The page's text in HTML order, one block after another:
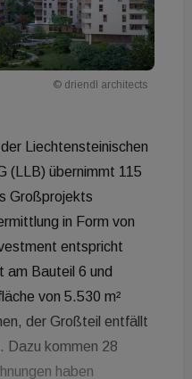
© driendl architects
Liechtensteinischen
(LLB) übernimmt 115
Großprojekts
in Form von
entspricht
am Bauteil 6 und
von 5.530 m²
der Großteil entfällt
Dazu kommen 28
haben